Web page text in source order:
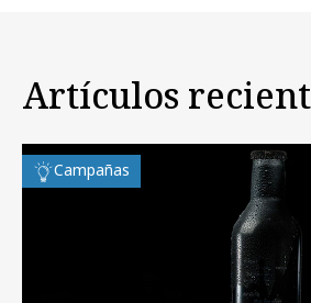
Artículos
Campañas